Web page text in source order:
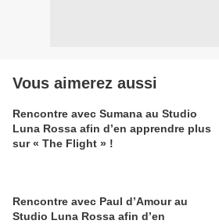
Vous aimerez aussi
Rencontre avec Sumana au Studio
Luna Rossa afin d’en apprendre plus
sur « The Flight » !
Rencontre avec Paul d’Amour au
Studio Luna Rossa afin d’en